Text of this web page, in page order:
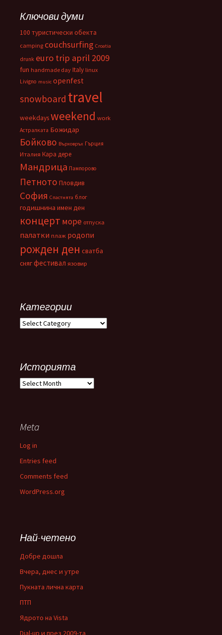
Ключови думи
100 туристически обекта
camping couchsurfing Croatia
drunk euro trip april 2009
fun handmade day Italy linux
Livigno music openfest
snowboard travel
weekdaysweekend work
Астралката Божидар
Бойково Върховръх Гърция
Италия Кара дере
Мандрица Пампорово
Петното Пловдив
София Спастнята блог
годишнина имен ден
концерт море отпуска
палатки плаж родопи
рожден ден сватба
снягфестивал язовир
Категории
Категории
Историята
Историята
Meta
Log in
Entries feed
Comments feed
WordPress.org
Най-четено
Добре дошла
Вчера, днес и утре
Пукната лична карта
ПТП
Ядрото на Vista
Dial-up и през 2009-та